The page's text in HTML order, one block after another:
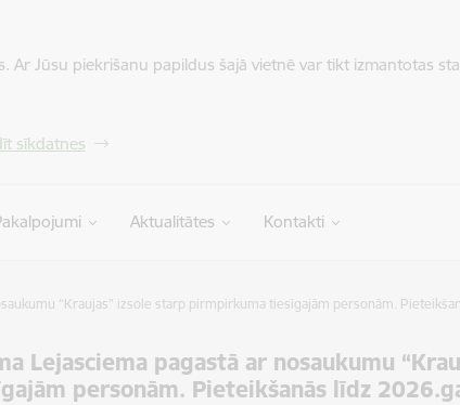
Jūsu piekrišanu papildus šajā vietnē var tikt izmantotas
sīkdatnes
Aktualitātes Kontakti
“Kraujas” izsole starp pirmpirkuma tiesīgajām personām.
Lejasciema pagastā ar nosaukumu
personām. Pieteikšanās līdz